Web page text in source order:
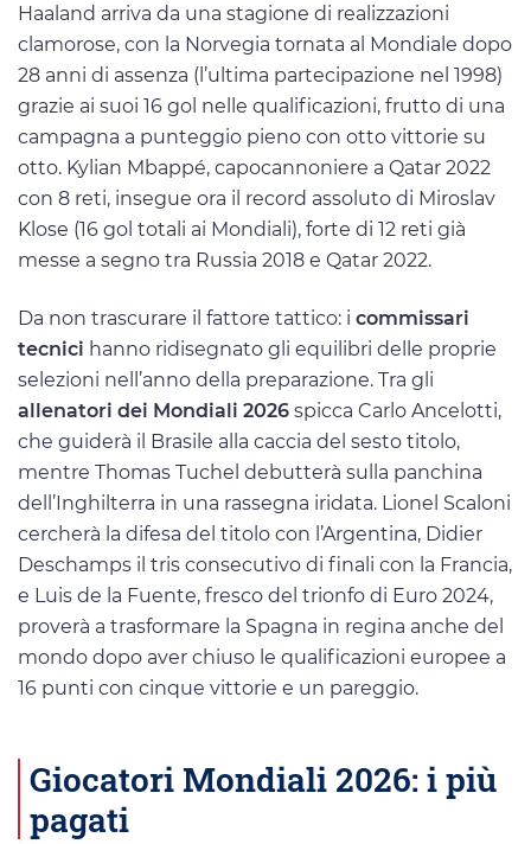
Haaland arriva da una stagione di realizzazioni
clamorose, con la Norvegia tornata al Mondiale dopo
28 anni di assenza (l’ultima partecipazione nel 1998)
grazie ai suoi 16 gol nelle qualificazioni, frutto di una
campagna a punteggio pieno con otto vittorie su
otto. Kylian Mbappé, capocannoniere a Qatar 2022
con 8 reti, insegue ora il record assoluto di Miroslav
Klose (16 gol totali ai Mondiali), forte di 12 reti già
messe a segno tra Russia 2018 e Qatar 2022.
Da non trascurare il fattore tattico: i commissari
tecnici hanno ridisegnato gli equilibri delle proprie
selezioni nell’anno della preparazione. Tra gli
allenatori dei Mondiali 2026 spicca Carlo Ancelotti,
che guiderà il Brasile alla caccia del sesto titolo,
mentre Thomas Tuchel debutterà sulla panchina
dell’Inghilterra in una rassegna iridata. Lionel Scaloni
cercherà la difesa del titolo con l’Argentina, Didier
Deschamps il tris consecutivo di finali con la Francia,
e Luis de la Fuente, fresco del trionfo di Euro 2024,
proverà a trasformare la Spagna in regina anche del
mondo dopo aver chiuso le qualificazioni europee a
16 punti con cinque vittorie e un pareggio.
Giocatori Mondiali 2026: i più
pagati